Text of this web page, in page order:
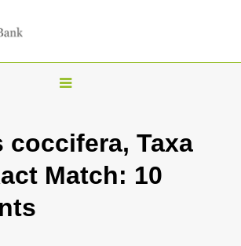
T
g
l
coccifera, Taxa
Match: 10